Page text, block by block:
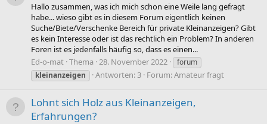
Hallo zusammen, was ich mich schon eine Weile lang gefragt
habe... wieso gibt es in diesem Forum eigentlich keinen
Suche/Biete/Verschenke Bereich für private Kleinanzeigen? Gibt
es kein Interesse oder ist das rechtlich ein Problem? In anderen
Foren ist es jedenfalls häufig so, dass es einen...
Ed-o-mat Thema 28. November 2022
forum
kleinanzeigen
Antworten: 3 Forum:Amateur fragt
Lohnt sich Holz aus Kleinanzeigen,
Erfahrungen?